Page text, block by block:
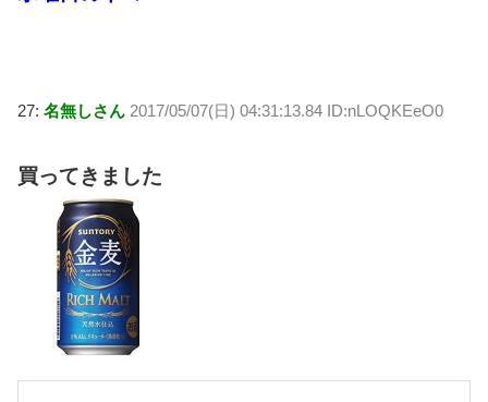
27: 名無しさん 2017/05/07(日) 04:31:13.84 ID:nLOQKEeO0
買ってきました